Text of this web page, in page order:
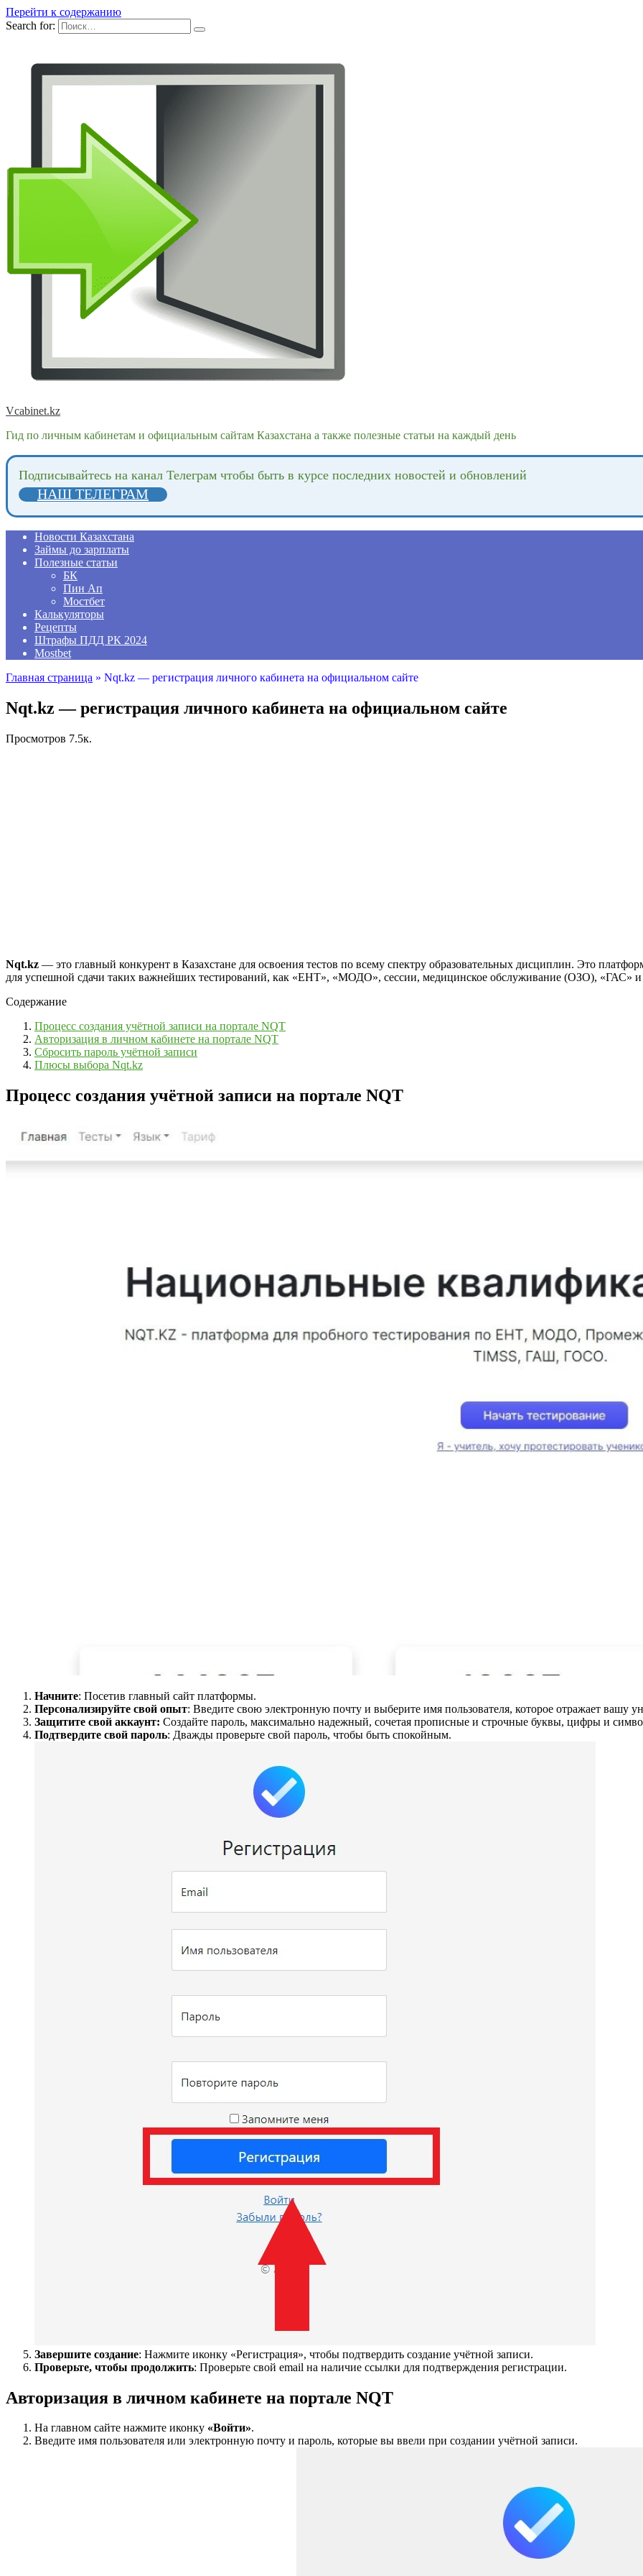
Перейти к содержанию
Search for:
Vcabinet.kz
Гид по личным кабинетам и официальным сайтам Казахстана а также полезные статьи на каждый день
Подпиcывайтесь на канал Телеграм чтобы быть в курсе последних новостей и обновлений
НАШ ТЕЛЕГРАМ
Новости Казахстана
Займы до зарплаты
Полезные статьи
БК
Пин Ап
Мостбет
Калькуляторы
Рецепты
Штрафы ПДД РК 2024
Mostbet
Главная страница » Nqt.kz — регистрация личного кабинета на официальном сайте
Nqt.kz — регистрация личного кабинета на официальном сайте
Просмотров 7.5к.
Nqt.kz — это главный конкурент в Казахстане для освоения тестов по всему спектру образовательных дисциплин. Это
для успешной сдачи таких важнейших тестирований, как «ЕНТ», «МОДО», сессии, медицинское обслуживание (ОЗО), «ГАС»
Содержание
Процесс создания учётной записи на портале NQT
Авторизация в личном кабинете на портале NQT
Сбросить пароль учётной записи
Плюсы выбора Nqt.kz
Процесс создания учётной записи на портале NQT
Начните: Посетив главный сайт платформы.
Персонализируйте свой опыт: Введите свою электронную почту и выберите имя пользователя, которое отражает вашу
Защитите свой аккаунт: Создайте пароль, максимально надежный, сочетая прописные и строчные буквы, цифры и
Подтвердите свой пароль: Дважды проверьте свой пароль, чтобы быть спокойным.
Завершите создание: Нажмите иконку «Регистрация», чтобы подтвердить создание учётной записи.
Проверьте, чтобы продолжить: Проверьте свой email на наличие ссылки для подтверждения регистрации.
Авторизация в личном кабинете на портале NQT
На главном сайте нажмите иконку «Войти».
Введите имя пользователя или электронную почту и пароль, которые вы ввели при создании учётной записи.